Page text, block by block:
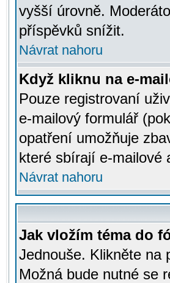
vyšší úrovně.
příspěvků snížit.
Návrat nahoru
Když kliknu na e-
Pouze registrovaní
e-mailový formulář
opatření umožňuje
které sbírají e-mailové
Návrat nahoru
Jak vložím téma do
Jednouše. Klikněte na
Možná bude nutné se